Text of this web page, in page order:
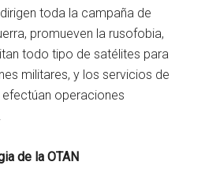
toda la campaña de
promueven la rusofobia,
todo tipo de satélites para
militares, y los servicios de
operaciones
de la OTAN